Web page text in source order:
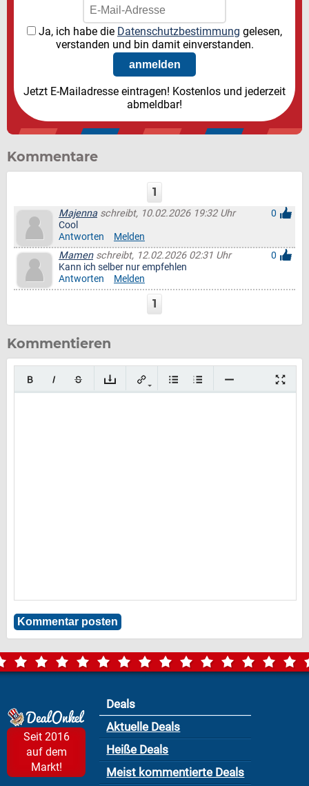
Ja, ich habe die Datenschutzbestimmung gelesen,
verstanden und bin damit einverstanden.
Jetzt E-Mailadresse eintragen! Kostenlos und jederzeit
abmeldbar!
Kommentare
1
Majenna schreibt, 10.02.2026 19:32 Uhr
0
Cool
Antworten
Melden
Mamenschreibt, 12.02.2026 02:31 Uhr
0
Kann ich selber nur empfehlen
Antworten
Melden
1
Kommentieren
Seit 2016
auf dem
Markt!
Deals
Aktuelle Deals
Heiße Deals
Meist kommentierte Deals